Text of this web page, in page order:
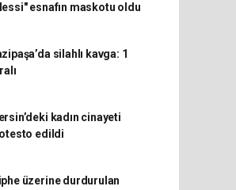
esnafın maskotu oldu
silahlı kavga: 1
kadın cinayeti
edildi
üzerine durdurulan